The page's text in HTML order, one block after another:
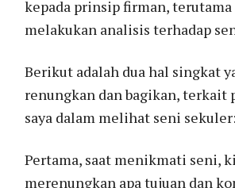
kepada prinsip firman, terutama
melakukan analisis terhadap
Berikut adalah dua hal singkat
renungkan dan bagikan, terkait
saya dalam melihat seni sekuler:
Pertama, saat menikmati seni,
merenungkan apa tujuan dan